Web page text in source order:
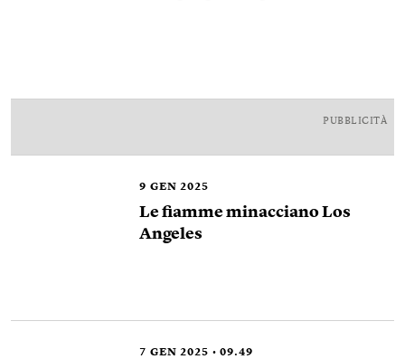
PUBBLICITÀ
9 GEN 2025
Le fiamme minacciano Los
Angeles
7 GEN 2025 09.49